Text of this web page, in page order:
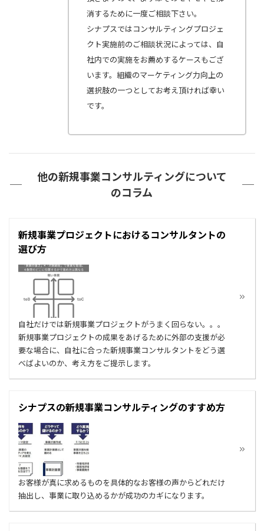
消するために一度ご相談下さい。
シナプスではコンサルティングプロジェ
クト実施前のご相談状況によっては、自
社内での実施をお薦めするケースもござ
います。組織のマーケティング力向上の
選択肢の一つとしてお考え頂ければ幸い
です。
他の新規事業コンサルティングについて
のコラム
新規事業プロジェクトにおけるコンサルタントの
選び方
自社だけでは新規事業プロジェクトがうまく回らない。。。
新規事業プロジェクトの成果をあげるために外部の支援が必
要な場合に、自社に合った新規事業コンサルタントをどう選
べばよいのか、考え方をご提示します。
シナプスの新規事業コンサルティングのすすめ方
お客様が真に求めるものを具体的なお客様の声からどれだけ
抽出し、事業に取り込めるかが成功のカギになります。